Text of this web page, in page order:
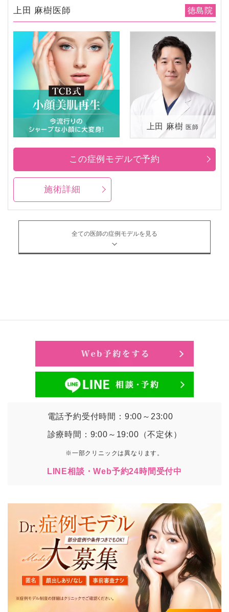
上田 麻樹医師 徳島院
上田 麻樹 医師
施術詳細
この症例モデルで予約
全ての医師の症例モデルを見る
電話予約受付時間：9:00～23:00
診療時間：9:00～19:00（不定休）
※一部クリニックは異なります。
LINE相談・Web予約24時間受付中